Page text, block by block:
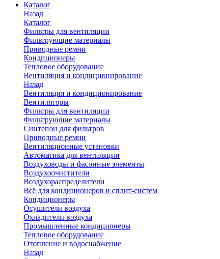
Каталог
Назад
Каталог
Фильтры для вентиляции
Фильтрующие материалы
Приводные ремни
Кондиционеры
Тепловое оборудование
Вентиляция и кондиционирование
Назад
Вентиляция и кондиционирование
Вентиляторы
Фильтры для вентиляции
Фильтрующие материалы
Синтепон для фильтров
Приводные ремни
Вентиляционные установки
Автоматика для вентиляции
Воздуховоды и фасонные элементы
Воздухоочистители
Воздухораспределители
Всё для кондиционеров и сплит-систем
Кондиционеры
Осушители воздуха
Охладители воздуха
Промышленные кондиционеры
Тепловое оборудование
Отопление и водоснабжение
Назад